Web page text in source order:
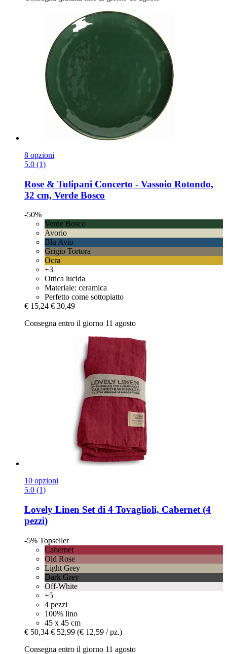
8 opzioni
5.0 (1)
Rose & Tulipani Concerto -​ Vassoio Rotondo,
32 cm, Verde Bosco
-50%
Verde Bosco
Avorio
Blu Avio
Grigio Tortora
Ocra
+3
Ottica lucida
Materiale: ceramica
Perfetto come sottopiatto
€ 15,24 € 30,49
Consegna entro il giorno 11 agosto
10 opzioni
5.0 (1)
Lovely Linen Set di 4 Tovaglioli, Cabernet (4
pezzi)
-5% Topseller
Cabernet
Old Rose
Light Grey
Dark Grey
Off-White
+5
4 pezzi
100% lino
45 x 45 cm
€ 50,34 € 52,99 (€ 12,59 / pz.)
Consegna entro il giorno 11 agosto